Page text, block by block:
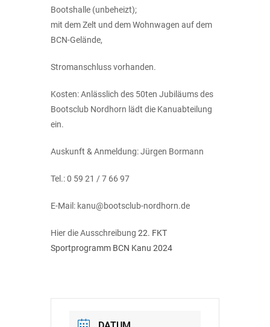
Bootshalle (unbeheizt);
mit dem Zelt und dem Wohnwagen auf dem
BCN-Gelände,
Stromanschluss vorhanden.
Kosten: Anlässlich des 50ten Jubiläums des
Bootsclub Nordhorn lädt die Kanuabteilung
ein.
Auskunft & Anmeldung: Jürgen Bormann
Tel.: 0 59 21 / 7 66 97
E-Mail: kanu@bootsclub-nordhorn.de
Hier die Ausschreibung 22. FKT
Sportprogramm BCN Kanu 2024